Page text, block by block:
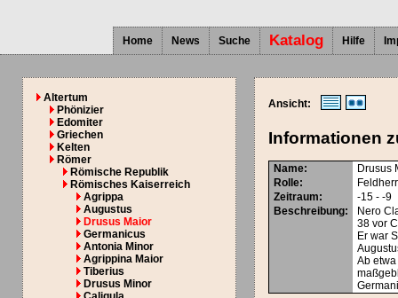
Home News Suche Katalog Hilfe
Altertum
Phönizier
Edomiter
Griechen
Kelten
Römer
Römische Republik
Römisches Kaiserreich
Agrippa
Augustus
Drusus Maior
Germanicus
Antonia Minor
Agrippina Maior
Tiberius
Drusus Minor
Ansicht:
Informationen
Name:
Drusus
Rolle:
Zeitraum:
-15 - -9
Beschreibung:
Nero
38 vor
Er war
Ab